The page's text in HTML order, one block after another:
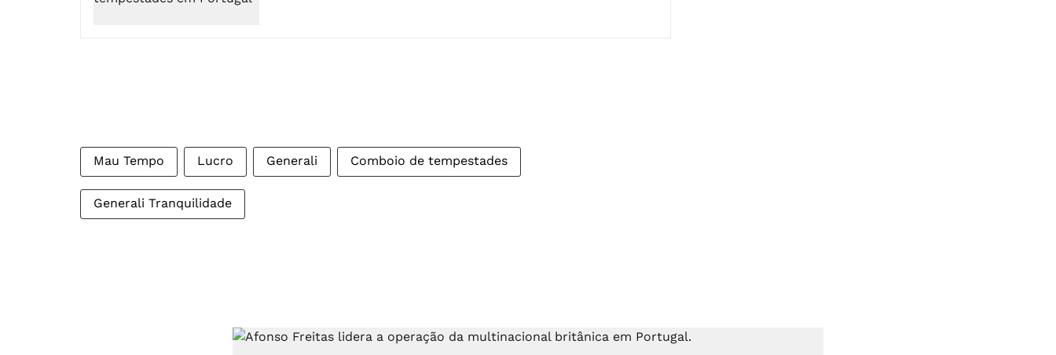
Mau Tempo Lucro Generali Comboio de tempestades
Generali Tranquilidade